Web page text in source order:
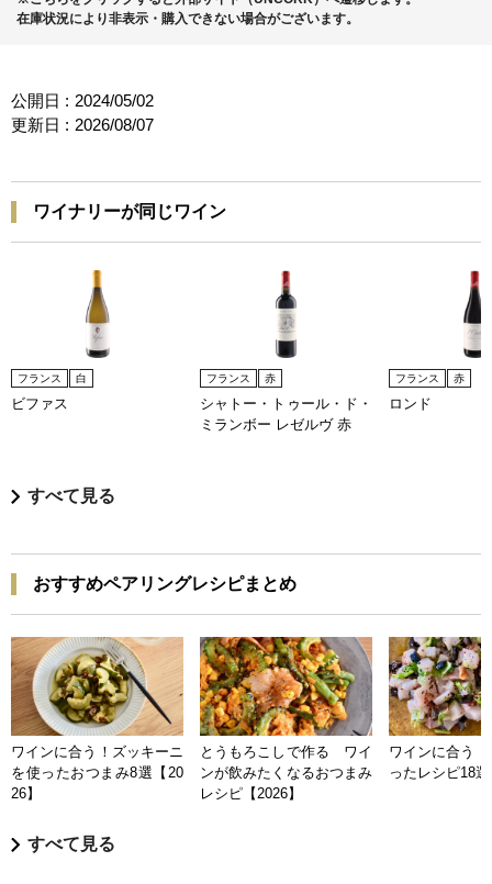
在庫状況により非表示・購入できない場合がございます。
公開日 : 2024/05/02
更新日 : 2026/08/07
ワイナリーが同じワイン
フランス 白
ビファス
フランス 赤
シャトー・トゥール・ド・
ミランボー レゼルヴ 赤
フランス 赤
ロンド
すべて見る
おすすめペアリングレシピまとめ
ワインに合う！ズッキーニ
を使ったおつまみ8選【20
26】
とうもろこしで作る ワイ
ンが飲みたくなるおつまみ
レシピ【2026】
ワインに合う
ったレシピ18
すべて見る